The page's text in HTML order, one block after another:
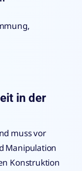
in der
muss vor
Manipulation
Konstruktion